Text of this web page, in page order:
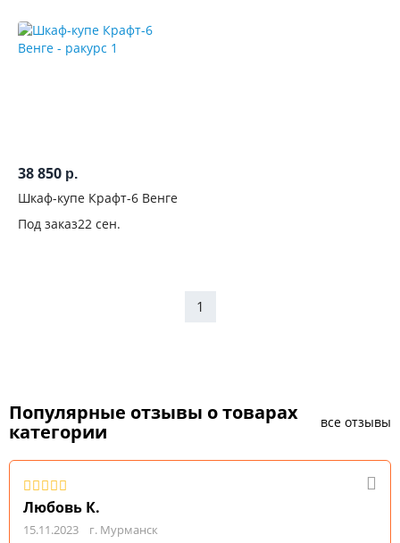
38 850 р.
Шкаф-купе Крафт-6 Венге
Под заказ22 сен.
1
Популярные отзывы о товарах
категории
все отзывы
Любовь К.
15.11.2023 г. Мурманск